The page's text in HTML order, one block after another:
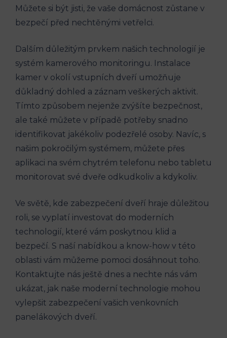
Můžete si být jisti, že vaše domácnost zůstane v
bezpečí před nechtěnými vetřelci.
Dalším důležitým prvkem našich technologií je
systém kamerového monitoringu. Instalace
kamer v okolí vstupních dveří umožňuje
důkladný dohled a záznam veškerých aktivit.
Tímto způsobem nejenže zvýšíte bezpečnost,
ale také můžete v případě potřeby snadno
identifikovat jakékoliv podezřelé osoby. Navíc, s
našim pokročilým systémem, můžete přes
aplikaci na svém chytrém telefonu nebo tabletu
monitorovat své dveře odkudkoliv a kdykoliv.
Ve světě, kde zabezpečení dveří hraje důležitou
roli, se vyplatí investovat do moderních
technologií, které vám poskytnou klid a
bezpečí. S naší nabídkou a know-how v této
oblasti vám můžeme pomoci dosáhnout toho.
Kontaktujte nás ještě dnes a nechte nás vám
ukázat, jak naše moderní technologie mohou
vylepšit zabezpečení vašich venkovních
panelákových dveří.